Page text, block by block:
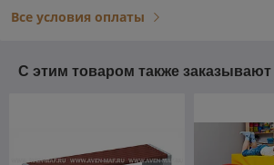
Все условия оплаты
С этим товаром также заказывают